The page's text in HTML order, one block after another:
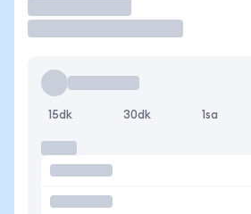
15dk 30dk 1sa